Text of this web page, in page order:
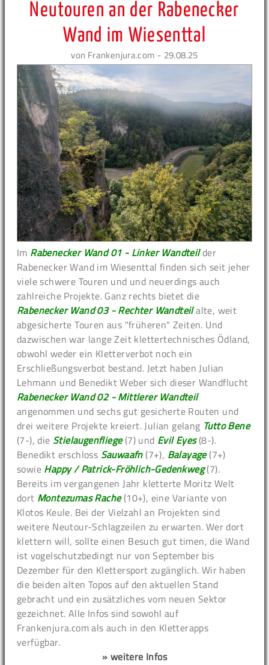
Neutouren an der Rabenecker
Wand im Wiesenttal
von Frankenjura.com - 29.08.25
Im Rabenecker Wand 01 - Linker Wandteilder
Rabenecker Wand im Wiesenttal finden sich seit jeher
viele schwere Touren und und neuerdings auch
zahlreiche Projekte. Ganz rechts bietet die
Rabenecker Wand 03 - Rechter Wandteilalte, weit
abgesicherte Touren aus "früheren" Zeiten. Und
dazwischen war lange Zeit klettertechnisches Ödland,
obwohl weder ein Kletterverbot noch ein
Erschließungsverbot bestand. Jetzt haben Julian
Lehmann und Benedikt Weber sich dieser Wandflucht
Rabenecker Wand 02 - Mittlerer Wandteil
angenommen und sechs gut gesicherte Routen und
drei weitere Projekte kreiert. Julian gelang Tutto Bene
(7-), die Stielaugenfliege(7) und Evil Eyes(8-).
Benedikt erschloss Sauwaafn (7+), Balayage(7+)
sowie Happy / Patrick-Fröhlich-Gedenkweg(7).
Bereits im vergangenen Jahr kletterte Moritz Welt
dort Montezumas Rache(10+), eine Variante von
Klotos Keule. Bei der Vielzahl an Projekten sind
weitere Neutour-Schlagzeilen zu erwarten. Wer dort
klettern will, sollte einen Besuch gut timen, die Wand
ist vogelschutzbedingt nur von September bis
Dezember für den Klettersport zugänglich. Wir haben
die beiden alten Topos auf den aktuellen Stand
gebracht und ein zusätzliches vom neuen Sektor
gezeichnet. Alle Infos sind sowohl auf
Frankenjura.com als auch in den Kletterapps
verfügbar.
» weitere Infos